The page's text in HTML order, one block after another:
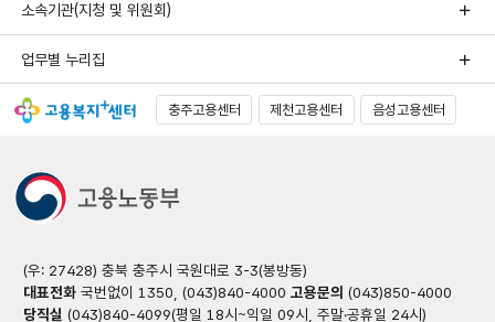
소속기관(지청 및 위원회)
업무별 누리집
충주고용센터 제천고용센터 음성고용센터
(우: 27428) 충북 충주시 국원대로 3-3(봉방동)
대표전화국번없이 1350, (043)840-4000 고용문의 (043)850-4000
당직실 (043)840-4099(평일 18시~익일 09시, 주말·공휴일 24시)